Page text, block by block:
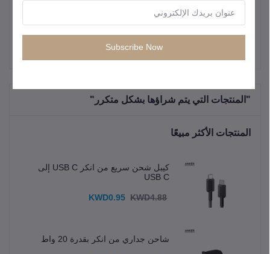
"المنتجات التي يتم شراؤها بشكل متكرر"
المنتجات الأكثر مبيعًا
كيبل شحن سريع من انكر USB C إلى
USB C
KWD0.95 KWD4.88
شاحن جداري من انكر بقدرة 20 واط
Subscribe Now